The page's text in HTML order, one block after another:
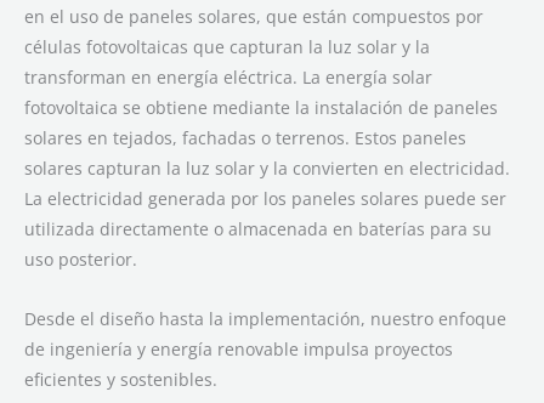
en el uso de paneles solares, que están compuestos por
células fotovoltaicas que capturan la luz solar y la
transforman en energía eléctrica. La energía solar
fotovoltaica se obtiene mediante la instalación de paneles
solares en tejados, fachadas o terrenos. Estos paneles
solares capturan la luz solar y la convierten en electricidad.
La electricidad generada por los paneles solares puede ser
utilizada directamente o almacenada en baterías para su
uso posterior.
Desde el diseño hasta la implementación, nuestro enfoque
de ingeniería y energía renovable impulsa proyectos
eficientes y sostenibles.